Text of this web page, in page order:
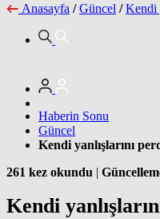
Anasayfa / Güncel / Kendi
Haberin Sonu
Güncel
Kendi yanlışlarını
261 kez okundu |
Kendi